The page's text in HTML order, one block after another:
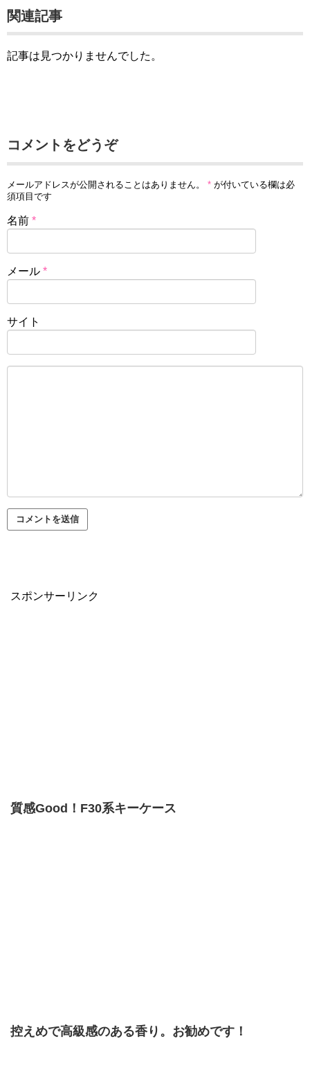
関連記事
記事は見つかりませんでした。
コメントをどうぞ
メールアドレスが公開されることはありません。 * が付いている欄は必
須項目です
名前 *
メール *
サイト
スポンサーリンク
質感Good！F30系キーケース
控えめで高級感のある香り。お勧めです！